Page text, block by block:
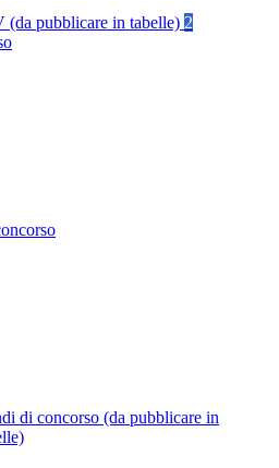
(da pubblicare in tabelle) 2
di concorso (da pubblicare in